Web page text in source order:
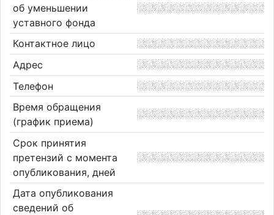
об уменьшении
уставного фонда
Контактное лицо
Адрес
Телефон
Время обращения
(график приема)
Срок принятия
претензий с момента
опубликования, дней
Дата опубликования
сведений об